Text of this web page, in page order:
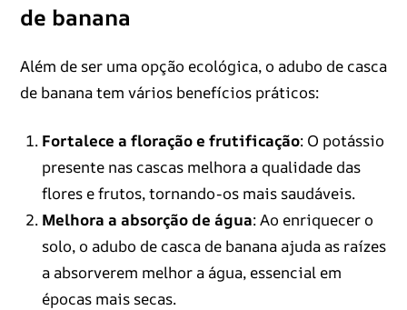
de banana
Além de ser uma opção ecológica, o adubo de casca
de banana tem vários benefícios práticos:
Fortalece a floração e frutificação: O potássio
presente nas cascas melhora a qualidade das
flores e frutos, tornando-os mais saudáveis.
Melhora a absorção de água: Ao enriquecer o
solo, o adubo de casca de banana ajuda as raízes
a absorverem melhor a água, essencial em
épocas mais secas.